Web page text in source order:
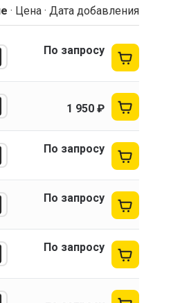
· Цена · Дата добавления
По запросу
1 950 ₽
По запросу
По запросу
По запросу